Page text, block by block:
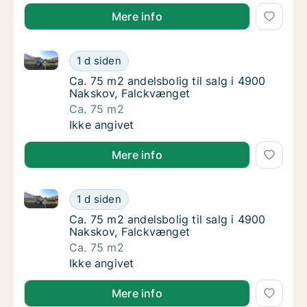
Mere info
Ca. 75 m2 andelsbolig til salg i 4900
1 d siden
Ca. 75 m2 andelsbolig til salg i 4900 Nakskov,
Ca. 75 m2 andelsbolig til salg i 4900
Ca. 75 m2 andelsbolig til salg i 4900
Nakskov, Falckvænget
Ca. 75 m2
Ca. 75 m2 andelsbolig til salg i 4900
Ikke angivet
Mere info
Ca. 75 m2 andelsbolig til salg i 4900
1 d siden
Ca. 75 m2 andelsbolig til salg i 4900 Nakskov,
Ca. 75 m2 andelsbolig til salg i 4900
Ca. 75 m2 andelsbolig til salg i 4900
Nakskov, Falckvænget
Ca. 75 m2
Ca. 75 m2 andelsbolig til salg i 4900
Ikke angivet
Mere info